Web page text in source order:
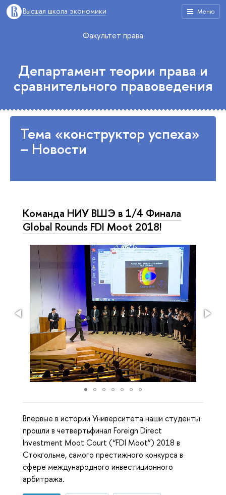
Меню
Высшая школа экономики
Факультет права
Департамент теории права и
сравнительного правоведения
Тема «конструктор успеха»
– Новости
Команда НИУ ВШЭ в 1/4 Финала
Global Rounds FDI Moot 2018!
Впервые в истории Университета наши студенты
прошли в четвертьфинал Foreign Direct
Investment Moot Court (“FDI Moot”) 2018 в
Стокгольме, самого престижного конкурса в
сфере международного инвестиционного
арбитража.